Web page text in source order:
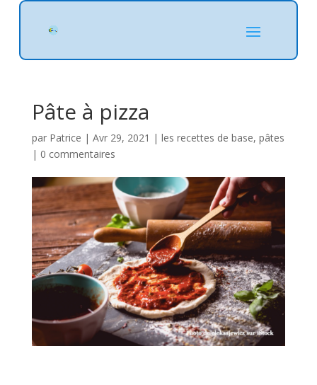
Pâte à pizza
par Patrice | Avr 29, 2021 | les recettes de base, pâtes
| 0 commentaires